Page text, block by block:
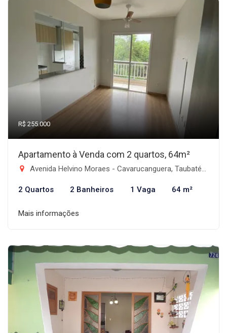
R$ 255.000
Apartamento à Venda com 2 quartos, 64m²
Avenida Helvino Moraes - Cavarucanguera, Taubaté-SP
2 Quartos 2 Banheiros 1 Vaga 64 m²
Mais informações